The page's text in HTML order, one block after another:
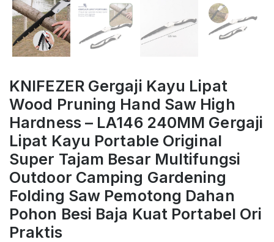
KNIFEZER Gergaji Kayu Lipat
Wood Pruning Hand Saw High
Hardness – LA146 240MM Gergaji
Lipat Kayu Portable Original
Super Tajam Besar Multifungsi
Outdoor Camping Gardening
Folding Saw Pemotong Dahan
Pohon Besi Baja Kuat Portabel Ori
Praktis